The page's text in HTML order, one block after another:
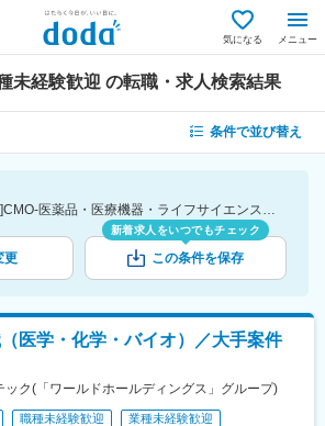
気になる メニュー
未経験歓迎 の転職・求人検索結果
条件で並び替え
[勤務地]兵庫県 [業種]CMO-医薬品・医療機器・ライフサイエンス・医療系サービス [こだわり条件ピックアップ]業種未経験歓迎 [詳細条件](募集・採用情報)業種未経験歓迎
更
新着求人をいつでもチェック
この条件を保存
医学・化学・バイオ）／大手案件
ク(「ワールドホールディングス」グループ)
職種未経験歓迎 業種未経験歓迎